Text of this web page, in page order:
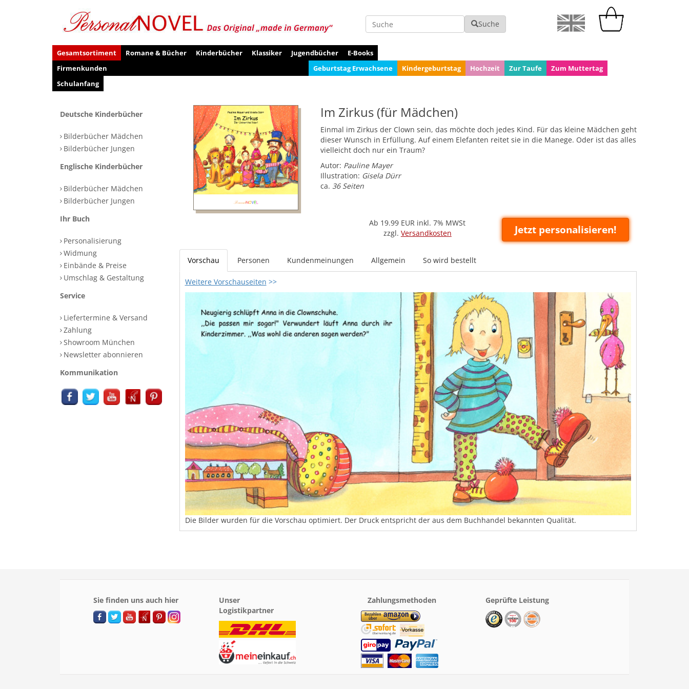
Suche Suche
Gesamtsortiment Romane & Bücher Kinderbücher Klassiker Jugendbücher
E-Books
Firmenkunden
Geburtstag Erwachsene Kindergeburtstag Hochzeit Zur Taufe
Zum Muttertag
Schulanfang
Deutsche Kinderbücher
Bilderbücher Mädchen
Bilderbücher Jungen
Englische Kinderbücher
Bilderbücher Mädchen
Bilderbücher Jungen
Ihr Buch
Personalisierung
Widmung
Einbände & Preise
Umschlag & Gestaltung
Service
Liefertermine & Versand
Zahlung
Showroom München
Newsletter abonnieren
Kommunikation
Im Zirkus (für Mädchen)
Einmal im Zirkus der Clown sein, das möchte doch jedes Kind. Für das kleine Mädchen geht
dieser Wunsch in Erfüllung. Auf einem Elefanten reitet sie in die Manege. Oder ist das alles
vielleicht doch nur ein Traum?
Autor: Pauline Mayer
Illustration: Gisela Dürr
ca. 36 Seiten
Ab 19.99 EUR inkl. 7% MWSt
zzgl. Versandkosten Jetzt personalisieren!
Vorschau Personen Kundenmeinungen Allgemein So wird bestellt
Weitere Vorschauseiten >>
Die Bilder wurden für die Vorschau optimiert. Der Druck entspricht der aus dem Buchhandel bekannten Qualität.
Sie finden uns auch hier
Unser
Logistikpartner
Zahlungsmethoden Geprüfte Leistung